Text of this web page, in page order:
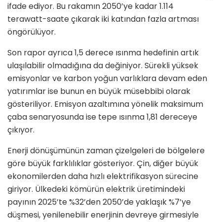
ifade ediyor. Bu rakamın 2050’ye kadar 1.114
terawatt-saate çıkarak iki katından fazla artması
öngörülüyor.
Son rapor ayrıca 1,5 derece ısınma hedefinin artık
ulaşılabilir olmadığına da değiniyor. Sürekli yüksek
emisyonlar ve karbon yoğun varlıklara devam eden
yatırımlar ise bunun en büyük müsebbibi olarak
gösteriliyor. Emisyon azaltımına yönelik maksimum
çaba senaryosunda ise tepe ısınma 1,81 dereceye
çıkıyor.
Enerji dönüşümünün zaman çizelgeleri de bölgelere
göre büyük farklılıklar gösteriyor. Çin, diğer büyük
ekonomilerden daha hızlı elektrifikasyon sürecine
giriyor. Ülkedeki kömürün elektrik üretimindeki
payının 2025’te %32’den 2050’de yaklaşık %7’ye
düşmesi, yenilenebilir enerjinin devreye girmesiyle